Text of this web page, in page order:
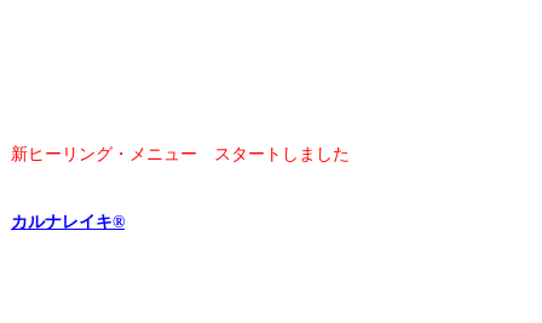
新ヒーリング・メニュー スタートしました
カルナレイキ®